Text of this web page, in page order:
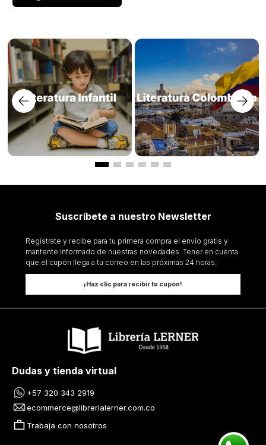
Suscríbete a nuestro Newsletter
Regístrate y recibe para tu primera compra el envío gratis y
mantente informado de nuestras novedades. Tener en cuenta
que el cupón llega a tu correo en las próximas 24 horas.
¡Haz clic para recibir tu cupón!
Dudas y tienda virtual
+57 320 343 2919
ecommerce@librerialerner.com.co
Trabaja con nosotros